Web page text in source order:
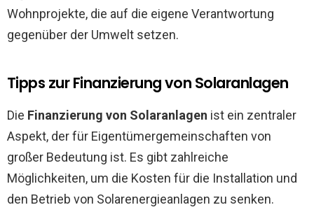
Wohnprojekte, die auf die eigene Verantwortung
gegenüber der Umwelt setzen.
Tipps zur Finanzierung von Solaranlagen
Die Finanzierung von Solaranlagen ist ein zentraler
Aspekt, der für Eigentümergemeinschaften von
großer Bedeutung ist. Es gibt zahlreiche
Möglichkeiten, um die Kosten für die Installation und
den Betrieb von Solarenergieanlagen zu senken.